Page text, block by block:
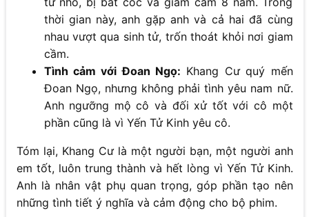
thời gian này, anh gặp anh và cả hai đã cùng
nhau vượt qua sinh tử, trốn thoát khỏi nơi giam
cầm.
Tình cảm với Đoan Ngọ: Khang Cư quý mến
Đoan Ngọ, nhưng không phải tình yêu nam nữ.
Anh ngưỡng mộ cô và đối xử tốt với cô một
phần cũng là vì Yến Tử Kinh yêu cô.
Tóm lại, Khang Cư là một người bạn, một người anh
em tốt, luôn trung thành và hết lòng vì Yến Tử Kinh.
Anh là nhân vật phụ quan trọng, góp phần tạo nên
những tình tiết ý nghĩa và cảm động cho bộ phim.